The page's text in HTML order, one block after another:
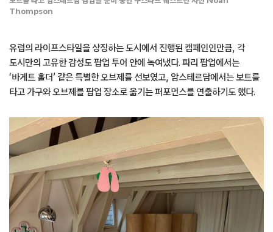
Thompson
유럽의 라이프스타일을 상징하는 도시에서 진행된 캠페인인만큼, 각
도시만의 고유한 감성도 팝업 투어 안에 녹여냈다. 파리 팝업에서는
‘바게트 홀더’ 같은 특별한 오브제를 선보였고, 암스테르담에서는 보트를
타고 가구와 오브제를 팝업 장소로 옮기는 퍼포먼스를 연출하기도 했다.